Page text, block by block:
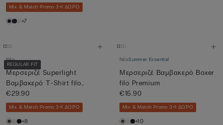
Mix & Match Promo 3+1 ΔΩΡΟ
+7
REGULAR FIT
Νέο
Μερσεριζέ Superlight
Βαμβακερό Τ-Shirt filo
Premiu...
€29.90
Mix & Match Promo 3+1 ΔΩΡΟ
+8
ΝέοSummer Essential
Μερσεριζέ Βαμβακερό Βοxer
filo Premium
€15.90
Mix & Match Promo 3+1 ΔΩΡΟ
+10